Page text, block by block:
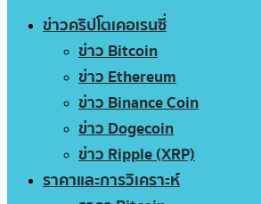
ข่าวคริปโตเคอเรนซี่
ข่าว Bitcoin
ข่าว Ethereum
ข่าว Binance Coin
ข่าว Dogecoin
ข่าว Ripple (XRP)
ราคาและการวิเคราะห์